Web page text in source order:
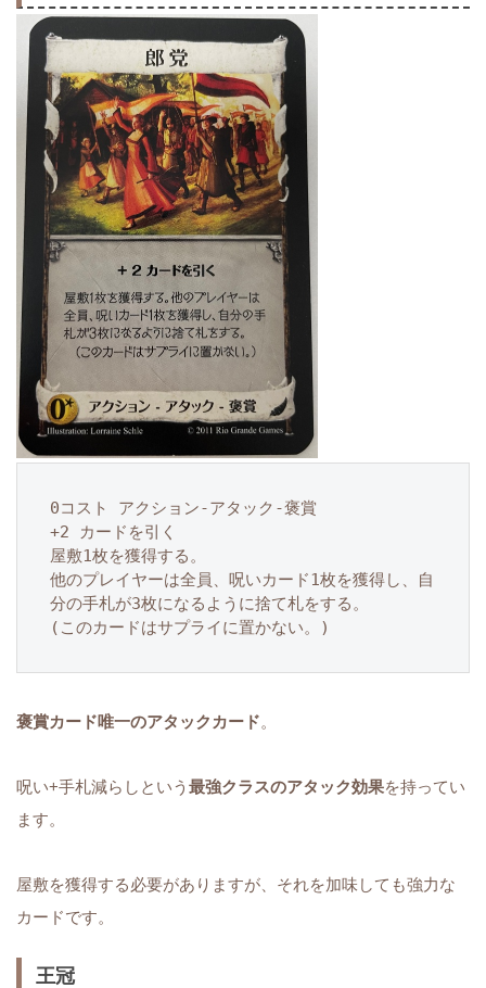
0コスト アクション-アタック-褒賞
+2 カードを引く
屋敷1枚を獲得する。
他のプレイヤーは全員、呪いカード1枚を獲得し、自
分の手札が3枚になるように捨て札をする。
(このカードはサプライに置かない。)
褒賞カード唯一のアタックカード。
呪い+手札減らしという 最強クラスのアタック効果を持ってい
ます。
屋敷を獲得する必要がありますが、それを加味しても強力な
カードです。
王冠